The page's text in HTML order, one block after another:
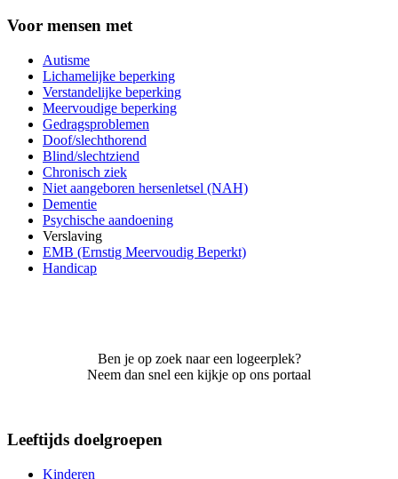
Voor mensen met
Autisme
Lichamelijke beperking
Verstandelijke beperking
Meervoudige beperking
Gedragsproblemen
Doof/slechthorend
Blind/slechtziend
Chronisch ziek
Niet aangeboren hersenletsel (NAH)
Dementie
Psychische aandoening
Verslaving
EMB (Ernstig Meervoudig Beperkt)
Handicap
Ben je op zoek naar een logeerplek?
Neem dan snel een kijkje op ons portaal
Leeftijds doelgroepen
Kinderen